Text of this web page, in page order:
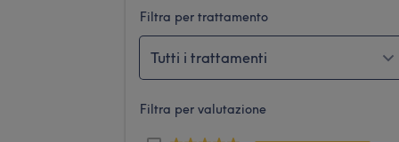
Filtra per trattamento
Tutti i trattamenti
Filtra per valutazione